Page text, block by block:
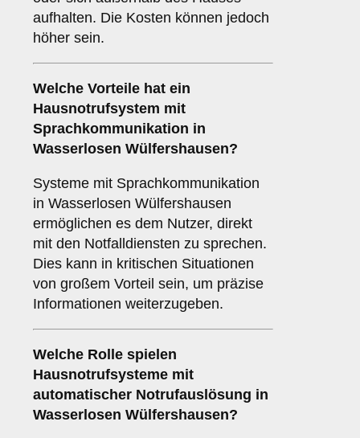
aufhalten. Die Kosten können jedoch
höher sein.
Welche Vorteile hat ein
Hausnotrufsystem mit
Sprachkommunikation in
Wasserlosen Wülfershausen?
Systeme mit Sprachkommunikation
in Wasserlosen Wülfershausen
ermöglichen es dem Nutzer, direkt
mit den Notfalldiensten zu sprechen.
Dies kann in kritischen Situationen
von großem Vorteil sein, um präzise
Informationen weiterzugeben.
Welche Rolle spielen
Hausnotrufsysteme mit
automatischer Notrufauslösung in
Wasserlosen Wülfershausen?